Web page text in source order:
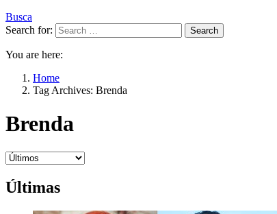
Busca
Search for:
Search
You are here:
Home
Tag Archives: Brenda
Brenda
Últimas